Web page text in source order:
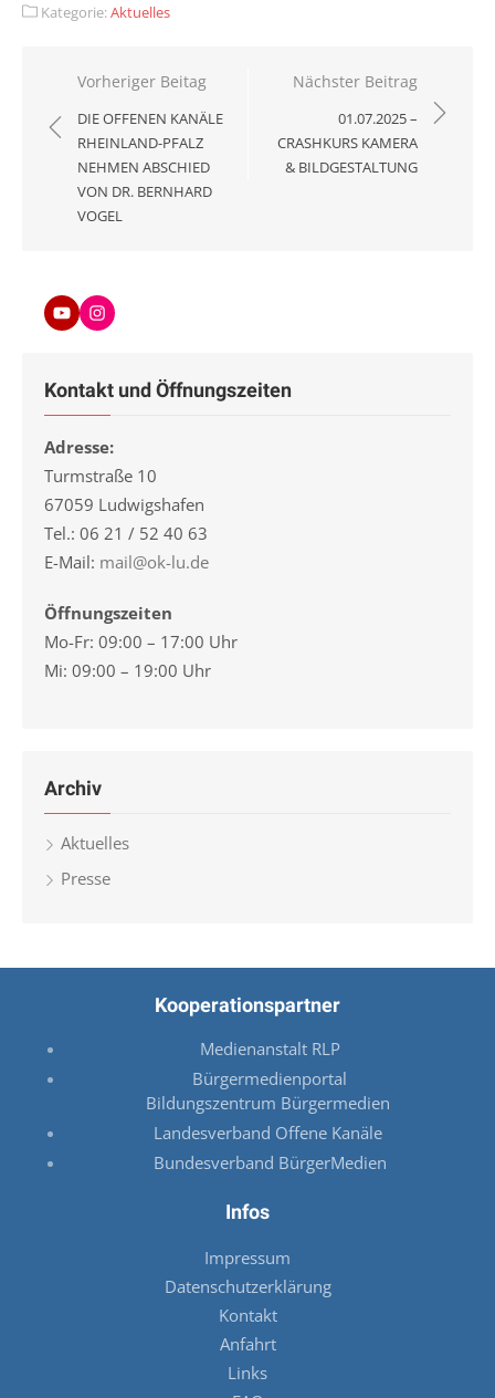
Kategorie:Aktuelles
Beitragsnavigation
Vorheriger Beitag
DIE OFFENEN KANÄLE
RHEINLAND-PFALZ
NEHMEN ABSCHIED
VON DR. BERNHARD
VOGEL
Nächster Beitrag
01.07.2025 –
CRASHKURS KAMERA
& BILDGESTALTUNG
YoutubeInstagram
Kontakt und Öffnungszeiten
Adresse:
Turmstraße 10
67059 Ludwigshafen
Tel.: 06 21 / 52 40 63
E-Mail: mail@ok-lu.de
Öffnungszeiten
Mo-Fr: 09:00 – 17:00 Uhr
Mi: 09:00 – 19:00 Uhr
Archiv
Aktuelles
Presse
Kooperationspartner
Medienanstalt RLP
Bürgermedienportal
Bildungszentrum Bürgermedien
Landesverband Offene Kanäle
Bundesverband BürgerMedien
Infos
Impressum
Datenschutzerklärung
Kontakt
Anfahrt
Links